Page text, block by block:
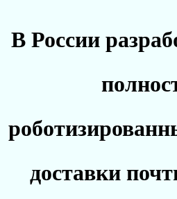
В России
доставки